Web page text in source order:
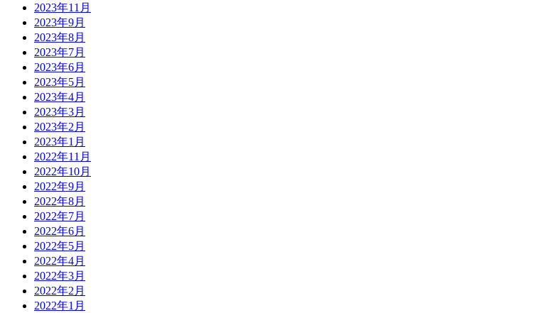
2023年11月
2023年9月
2023年8月
2023年7月
2023年6月
2023年5月
2023年4月
2023年3月
2023年2月
2023年1月
2022年11月
2022年10月
2022年9月
2022年8月
2022年7月
2022年6月
2022年5月
2022年4月
2022年3月
2022年2月
2022年1月